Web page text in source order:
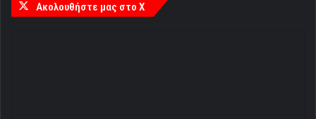
Ακολουθήστε μας στο X